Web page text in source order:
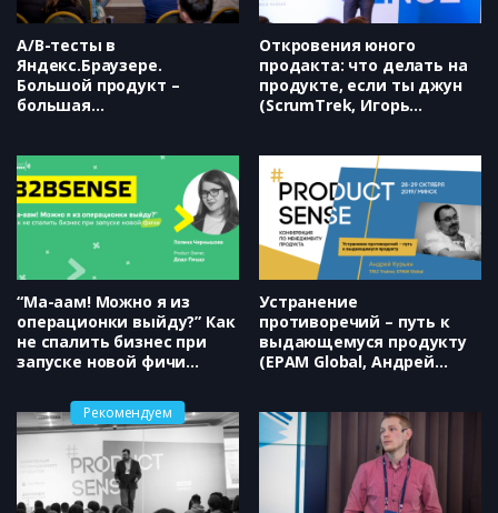
А/В-тесты в
Яндекс.Браузере.
Большой продукт –
большая
Яндекс.Браузер, Александ
Лукин, Дмитрий Тимко)
Откровения юного
продакта: что делать на
продукте, если ты джун
(ScrumTrek, Игорь
“Ма-аам! Можно я из
операционки выйду?” Как
не спалить бизнес при
запуске новой фичи
Чернышова)
Устранение
противоречий – путь к
выдающемуся продукту
(EPAM Global, Андрей
Рекомендуем